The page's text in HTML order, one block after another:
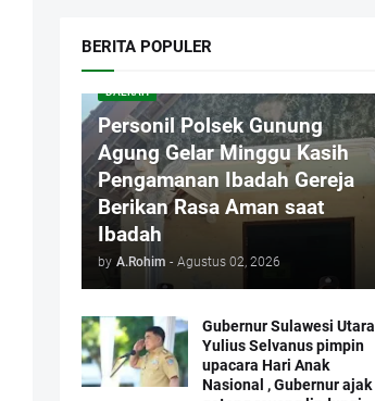
BERITA POPULER
DAERAH
Personil Polsek Gunung
Agung Gelar Minggu Kasih
Pengamanan Ibadah Gereja
Berikan Rasa Aman saat
Ibadah
by A.Rohim - Agustus 02, 2026
Gubernur Sulawesi Utara
Yulius Selvanus pimpin
upacara Hari Anak
Nasional , Gubernur ajak